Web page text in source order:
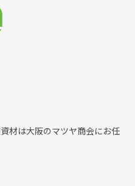
材は大阪のマツヤ商会にお任